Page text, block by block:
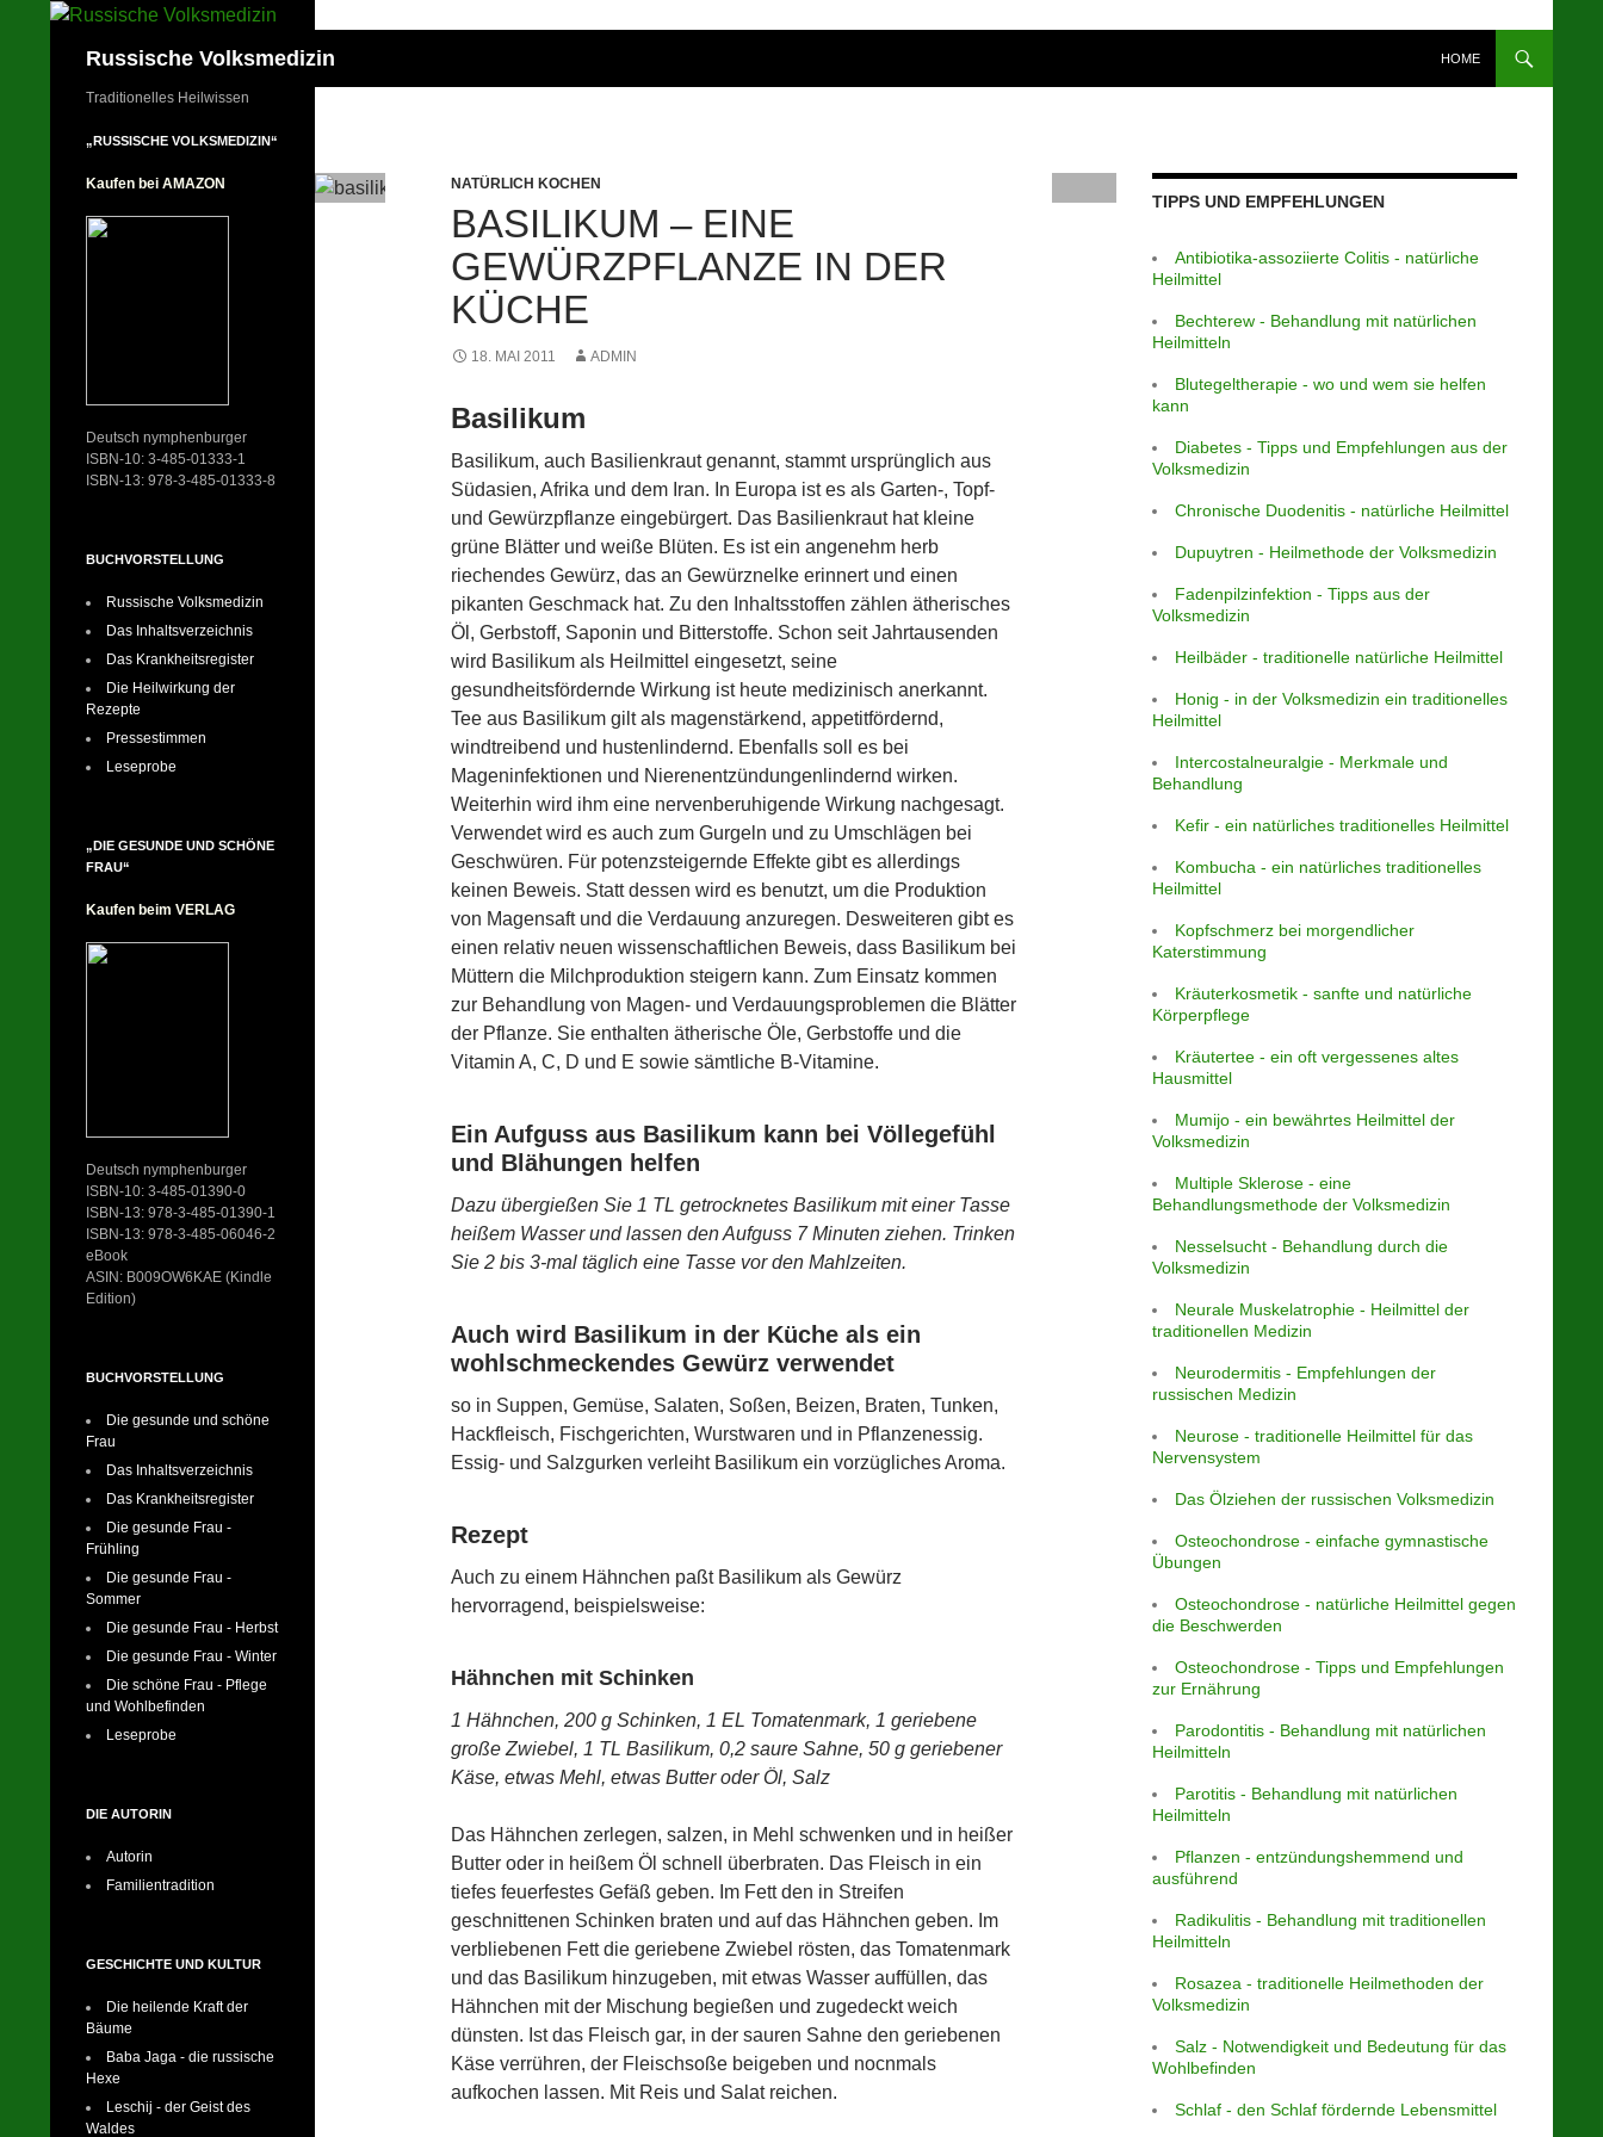
Russische Volksmedizin HOME
NATÜRLICH KOCHEN
BASILIKUM – EINE
GEWÜRZPFLANZE IN DER
KÜCHE
18. MAI 2011 ADMIN
Basilikum
Basilikum, auch Basilienkraut genannt, stammt ursprünglich aus
Südasien, Afrika und dem Iran. In Europa ist es als Garten-, Topf-
und Gewürzpflanze eingebürgert. Das Basilienkraut hat kleine
grüne Blätter und weiße Blüten. Es ist ein angenehm herb
riechendes Gewürz, das an Gewürznelke erinnert und einen
pikanten Geschmack hat. Zu den Inhaltsstoffen zählen ätherisches
Öl, Gerbstoff, Saponin und Bitterstoffe. Schon seit Jahrtausenden
wird Basilikum als Heilmittel eingesetzt, seine
gesundheitsfördernde Wirkung ist heute medizinisch anerkannt.
Tee aus Basilikum gilt als magenstärkend, appetitfördernd,
windtreibend und hustenlindernd. Ebenfalls soll es bei
Mageninfektionen und Nierenentzündungenlindernd wirken.
Weiterhin wird ihm eine nervenberuhigende Wirkung nachgesagt.
Verwendet wird es auch zum Gurgeln und zu Umschlägen bei
Geschwüren. Für potenzsteigernde Effekte gibt es allerdings
keinen Beweis. Statt dessen wird es benutzt, um die Produktion
von Magensaft und die Verdauung anzuregen. Desweiteren gibt es
einen relativ neuen wissenschaftlichen Beweis, dass Basilikum bei
Müttern die Milchproduktion steigern kann. Zum Einsatz kommen
zur Behandlung von Magen- und Verdauungsproblemen die Blätter
der Pflanze. Sie enthalten ätherische Öle, Gerbstoffe und die
Vitamin A, C, D und E sowie sämtliche B-Vitamine.
Ein Aufguss aus Basilikum kann bei Völlegefühl
und Blähungen helfen
Dazu übergießen Sie 1 TL getrocknetes Basilikum mit einer Tasse
heißem Wasser und lassen den Aufguss 7 Minuten ziehen. Trinken
Sie 2 bis 3-mal täglich eine Tasse vor den Mahlzeiten.
Auch wird Basilikum in der Küche als ein
wohlschmeckendes Gewürz verwendet
so in Suppen, Gemüse, Salaten, Soßen, Beizen, Braten, Tunken,
Hackfleisch, Fischgerichten, Wurstwaren und in Pflanzenessig.
Essig- und Salzgurken verleiht Basilikum ein vorzügliches Aroma.
Rezept
Auch zu einem Hähnchen paßt Basilikum als Gewürz
hervorragend, beispielsweise:
Hähnchen mit Schinken
1 Hähnchen, 200 g Schinken, 1 EL Tomatenmark, 1 geriebene
große Zwiebel, 1 TL Basilikum, 0,2 saure Sahne, 50 g geriebener
Käse, etwas Mehl, etwas Butter oder Öl, Salz
Das Hähnchen zerlegen, salzen, in Mehl schwenken und in heißer
Butter oder in heißem Öl schnell überbraten. Das Fleisch in ein
tiefes feuerfestes Gefäß geben. Im Fett den in Streifen
geschnittenen Schinken braten und auf das Hähnchen geben. Im
verbliebenen Fett die geriebene Zwiebel rösten, das Tomatenmark
und das Basilikum hinzugeben, mit etwas Wasser auffüllen, das
Hähnchen mit der Mischung begießen und zugedeckt weich
dünsten. Ist das Fleisch gar, in der sauren Sahne den geriebenen
Käse verrühren, der Fleischsoße beigeben und nocnmals
aufkochen lassen. Mit Reis und Salat reichen.
TIPPS UND EMPFEHLUNGEN
Antibiotika-assoziierte Colitis - natürliche
Heilmittel
Bechterew - Behandlung mit natürlichen
Heilmitteln
Blutegeltherapie - wo und wem sie helfen
kann
Diabetes - Tipps und Empfehlungen aus der
Volksmedizin
Chronische Duodenitis - natürliche Heilmittel
Dupuytren - Heilmethode der Volksmedizin
Fadenpilzinfektion - Tipps aus der
Volksmedizin
Heilbäder - traditionelle natürliche Heilmittel
Honig - in der Volksmedizin ein traditionelles
Heilmittel
Intercostalneuralgie - Merkmale und
Behandlung
Kefir - ein natürliches traditionelles Heilmittel
Kombucha - ein natürliches traditionelles
Heilmittel
Kopfschmerz bei morgendlicher
Katerstimmung
Kräuterkosmetik - sanfte und natürliche
Körperpflege
Kräutertee - ein oft vergessenes altes
Hausmittel
Mumijo - ein bewährtes Heilmittel der
Volksmedizin
Multiple Sklerose - eine
Behandlungsmethode der Volksmedizin
Nesselsucht - Behandlung durch die
Volksmedizin
Neurale Muskelatrophie - Heilmittel der
traditionellen Medizin
Neurodermitis - Empfehlungen der
russischen Medizin
Neurose - traditionelle Heilmittel für das
Nervensystem
Das Ölziehen der russischen Volksmedizin
Osteochondrose - einfache gymnastische
Übungen
Osteochondrose - natürliche Heilmittel gegen
die Beschwerden
Osteochondrose - Tipps und Empfehlungen
zur Ernährung
Parodontitis - Behandlung mit natürlichen
Heilmitteln
Parotitis - Behandlung mit natürlichen
Heilmitteln
Pflanzen - entzündungshemmend und
ausführend
Radikulitis - Behandlung mit traditionellen
Heilmitteln
Rosazea - traditionelle Heilmethoden der
Volksmedizin
Salz - Notwendigkeit und Bedeutung für das
Wohlbefinden
Schlaf - den Schlaf fördernde Lebensmittel
Traditionelles Heilwissen
„RUSSISCHE VOLKSMEDIZIN“
Kaufen bei AMAZON
Deutsch nymphenburger
ISBN-10: 3-485-01333-1
ISBN-13: 978-3-485-01333-8
BUCHVORSTELLUNG
Russische Volksmedizin
Das Inhaltsverzeichnis
Das Krankheitsregister
Die Heilwirkung der
Rezepte
Pressestimmen
Leseprobe
„DIE GESUNDE UND SCHÖNE
FRAU“
Kaufen beim VERLAG
Deutsch nymphenburger
ISBN-10: 3-485-01390-0
ISBN-13: 978-3-485-01390-1
ISBN-13: 978-3-485-06046-2
eBook
ASIN: B009OW6KAE (Kindle
Edition)
BUCHVORSTELLUNG
Die gesunde und schöne
Frau
Das Inhaltsverzeichnis
Das Krankheitsregister
Die gesunde Frau -
Frühling
Die gesunde Frau -
Sommer
Die gesunde Frau - Herbst
Die gesunde Frau - Winter
Die schöne Frau - Pflege
und Wohlbefinden
Leseprobe
DIE AUTORIN
Autorin
Familientradition
GESCHICHTE UND KULTUR
Die heilende Kraft der
Bäume
Baba Jaga - die russische
Hexe
Leschij - der Geist des
Waldes